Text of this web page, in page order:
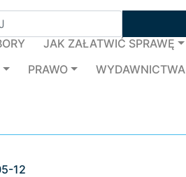
JAK ZAŁATWIĆ SPRAWĘ
PRAWO WYDAWNICTWA
12